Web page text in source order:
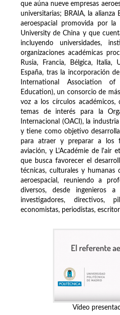
que aúna nueve empresas
universitarias; BRAIA, la
aeroespacial promovida por la
University de China y que
incluyendo universidades,
organizaciones académicas
Rusia, Francia, Bélgica, Italia,
España, tras la incorporación
International Association
Education), un consorcio de
voz a los círculos académicos,
temas de interés para la
Internacional (OACI), la
y tiene como objetivo
para atraer y preparar a los
aviación, y L'Académie de l'air
que busca favorecer el
técnicas, culturales y
aeroespacial, reuniendo a
diversos, desde ingenieros
investigadores, directivos,
economistas, periodistas,
Vídeo